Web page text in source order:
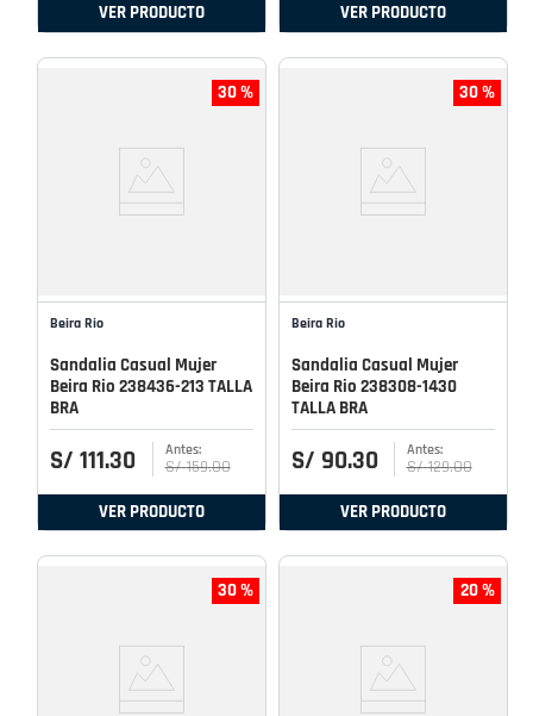
VER PRODUCTO VER PRODUCTO
30 %
Beira Rio
Sandalia Casual Mujer
Beira Rio 238436-213 TALLA
BRA
S/ 111.30 S/ 159.00
VER PRODUCTO
30 %
Beira Rio
Sandalia Casual Mujer
Beira Rio 238308-1430
TALLA BRA
S/ 90.30 S/ 129.00
VER PRODUCTO
30 % 20 %